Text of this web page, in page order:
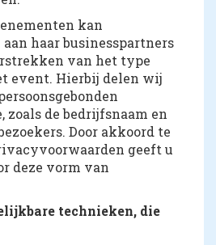
kan
aan haar businesspartners
van het type
event. Hierbij delen wij
de bedrijfsnaam en
Door akkoord te
geeft u
deze vorm van
technieken, die